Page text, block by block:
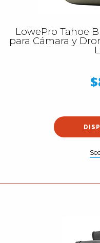
LowePro Tahoe
para Cámara y